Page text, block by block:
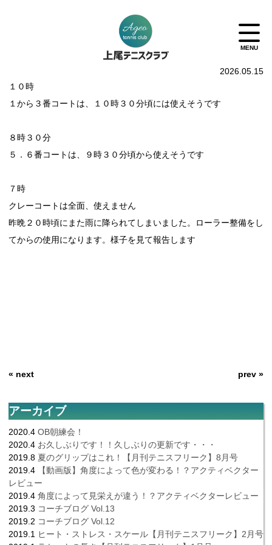
2026.05.15
１０時
１から３番コートは、１０時３０分頃には使えそうです
８時３０分
５．６番コートは、９時３０分頃から使えそうです
７時
クレーコートは全面、使えません
昨晩２０時頃にまた雨に降られてしまいました。ローラー整備をし
てからの使用になります。様子を見て報告します
« next prev »
アーカイブ
2020.4 OB朝練会！
2020.4 お久しぶりです！！久しぶりの更新です・・・
2019.8 夏のグリップはこれ！【月刊テニスフリーク】8月号
2019.4
【動画版】角度によって色が変わる！？アクティベクター
レビュー
2019.4 角度によって見栄えが違う！？アクティベクターレビュー
2019.3 コーチブログ Vol.13
2019.2 コーチブログ Vol.12
2019.1 ヒート・ストレス・スケール【月刊テニスフリーク】2月号